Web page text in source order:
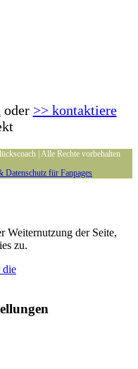
oder >> kontaktiere
| Alle Rechte vorbehalten
Datenschutz für Fanpages
Weiternutzung der Seite,
zu.
die